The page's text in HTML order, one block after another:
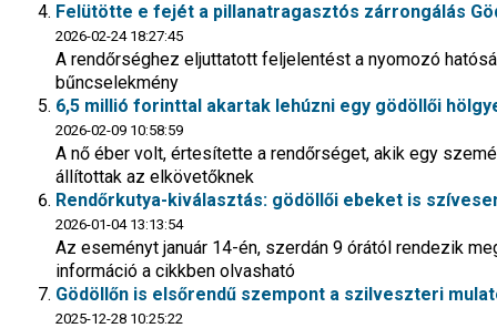
Felütötte e fejét a pillanatragasztós zárrongálás
2026-02-24 18:27:45
A rendőrséghez eljuttatott feljelentést a nyomozó
bűncselekmény
6,5 millió forinttal akartak lehúzni egy gödöllői
2026-02-09 10:58:59
A nő éber volt, értesítette a rendőrséget, akik egy
állítottak az elkövetőknek
Rendőrkutya-kiválasztás: gödöllői ebeket is
2026-01-04 13:13:54
Az eseményt január 14-én, szerdán 9 órától rendezik
információ a cikkben olvasható
Gödöllőn is elsőrendű szempont a szilveszteri
2025-12-28 10:25:22